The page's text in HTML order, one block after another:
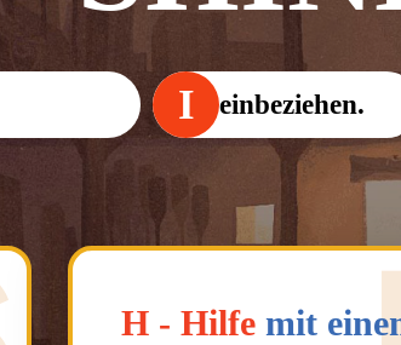
I einbeziehen.
H - Hilfe mit